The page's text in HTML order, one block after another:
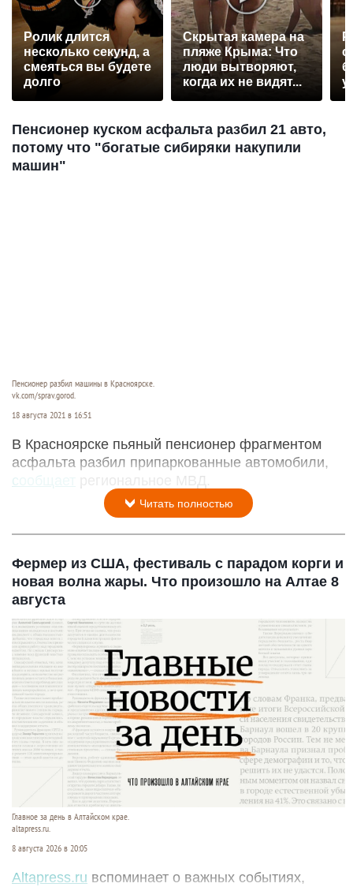
Ролик длится
несколько секунд, а
смеяться вы будете
долго
Скрытая камера на
пляже Крыма: Что
люди вытворяют,
когда их не видят...
Пенсионер куском асфальта разбил 21 авто,
потому что "богатые сибиряки накупили
машин"
Пенсионер разбил машины в Красноярске.
vk.com/sprav.gorod.
18 августа 2021 в 16:51
В Красноярске пьяный пенсионер фрагментом
асфальта разбил припаркованные автомобили,
сообщает
региональное МВД.
Читать полностью
Фермер из США, фестиваль с парадом корги и
новая волна жары. Что произошло на Алтае 8
августа
Главное за день в Алтайском крае.
altapress.ru.
8 августа 2026 в 20:05
Altapress.ru вспоминает о важных событиях,